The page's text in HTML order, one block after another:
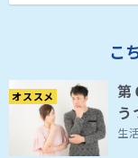
こ
オススメ
第
生